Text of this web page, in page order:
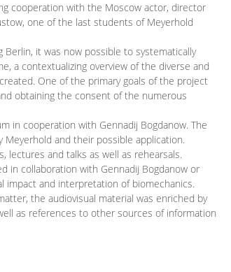
cooperation with the Moscow actor, director
one of the last students of Meyerhold
it was now possible to systematically
a contextualizing overview of the diverse and
One of the primary goals of the project
obtaining the consent of the numerous
in cooperation with Gennadij Bogdanow. The
and their possible application.
lectures and talks as well as rehearsals.
in collaboration with Gennadij Bogdanow or
impact and interpretation of biomechanics.
the audiovisual material was enriched by
as references to other sources of information